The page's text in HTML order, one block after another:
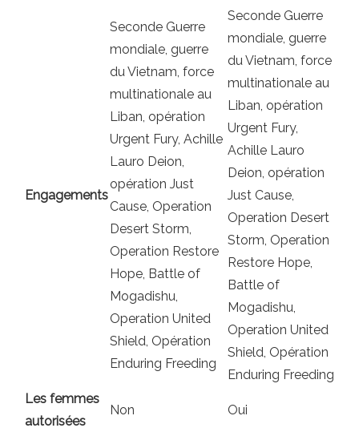
Engagements
Seconde Guerre
mondiale, guerre
du Vietnam, force
multinationale au
Liban, opération
Urgent Fury, Achille
Lauro Deion,
opération Just
Cause, Operation
Desert Storm,
Operation Restore
Hope, Battle of
Mogadishu,
Operation United
Shield, Opération
Enduring Freeding
Seconde Guerre
mondiale, guerre
du Vietnam, force
multinationale au
Liban, opération
Urgent Fury,
Achille Lauro
Deion, opération
Just Cause,
Operation Desert
Storm, Operation
Restore Hope,
Battle of
Mogadishu,
Operation United
Shield, Opération
Enduring Freeding
Les femmes
autorisées
Non Oui